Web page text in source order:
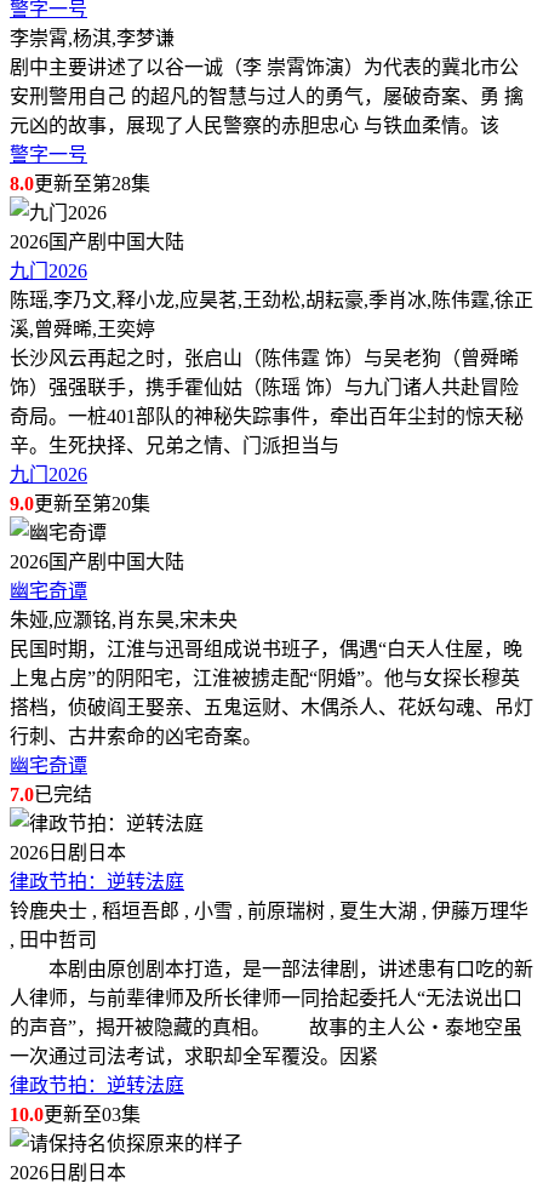
警字一号
李崇霄,杨淇,李梦谦
剧中主要讲述了以谷一诚（李 崇霄饰演）为代表的冀北市公
安刑警用自己 的超凡的智慧与过人的勇气，屡破奇案、勇 擒
元凶的故事，展现了人民警察的赤胆忠心 与铁血柔情。该
警字一号
8.0更新至第28集
2026国产剧 中国大陆
九门2026
陈瑶,李乃文,释小龙,应昊茗,王劲松,胡耘豪,季肖冰,陈伟霆,徐正
溪,曾舜晞,王奕婷
长沙风云再起之时，张启山（陈伟霆 饰）与吴老狗（曾舜晞
饰）强强联手，携手霍仙姑（陈瑶 饰）与九门诸人共赴冒险
奇局。一桩401部队的神秘失踪事件，牵出百年尘封的惊天秘
辛。生死抉择、兄弟之情、门派担当与
九门2026
9.0更新至第20集
2026国产剧 中国大陆
幽宅奇谭
朱娅,应灏铭,肖东昊,宋未央
民国时期，江淮与迅哥组成说书班子，偶遇“白天人住屋，晚
上鬼占房”的阴阳宅，江淮被掳走配“阴婚”。他与女探长穆英
搭档，侦破阎王娶亲、五鬼运财、木偶杀人、花妖勾魂、吊灯
行刺、古井索命的凶宅奇案。
幽宅奇谭
7.0已完结
2026 日剧 日本
律政节拍：逆转法庭
铃鹿央士 , 稻垣吾郎 , 小雪 , 前原瑞树 , 夏生大湖 , 伊藤万理华
, 田中哲司
本剧由原创剧本打造，是一部法律剧，讲述患有口吃的新
人律师，与前辈律师及所长律师一同拾起委托人“无法说出口
的声音”，揭开被隐藏的真相。 故事的主人公・泰地空虽
一次通过司法考试，求职却全军覆没。因紧
律政节拍：逆转法庭
10.0更新至03集
2026 日剧 日本